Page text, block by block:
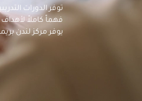
توفر الدورات
فهماً كاملاً
يوفر مركز لندن